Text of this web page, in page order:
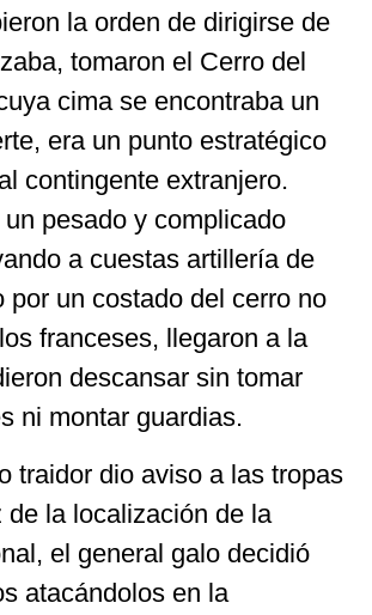
la orden de dirigirse de
tomaron el Cerro del
cima se encontraba un
era un punto estratégico
contingente extranjero.
pesado y complicado
a cuestas artillería de
por un costado del cerro no
franceses, llegaron a la
descansar sin tomar
ni montar guardias.
traidor dio aviso a las tropas
de la localización de la
el general galo decidió
atacándolos en la